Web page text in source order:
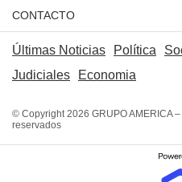
CONTACTO
Últimas Noticias Política
Judiciales
Economia
© Copyright 2026 GRUPO AMERICA
reservados